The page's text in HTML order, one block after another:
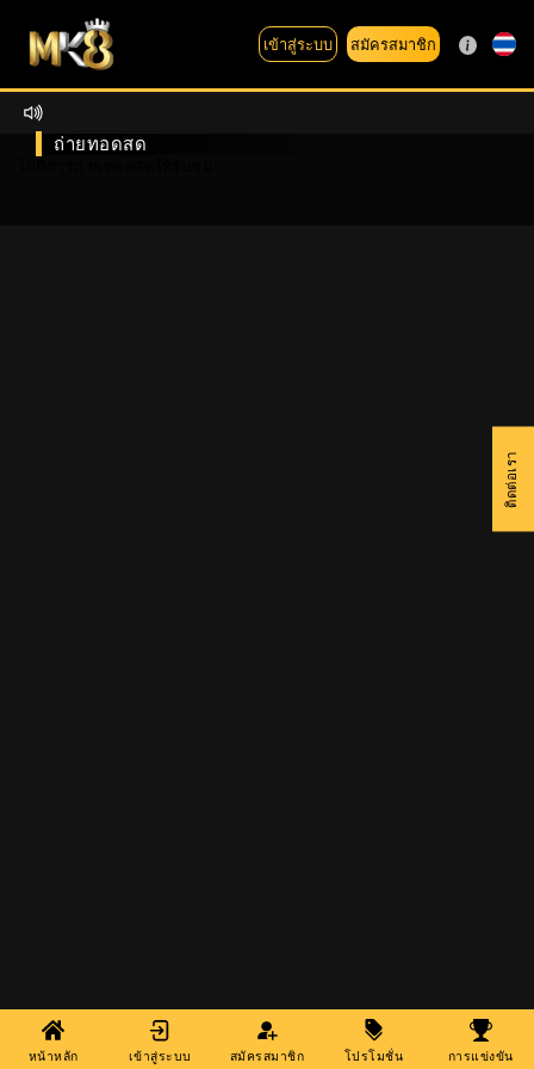
เข้าสู่ระบบ สมัครสมาชิก
ถ่ายทอดสด
หน้าหลัก เข้าสู่ระบบ สมัครสมาชิก โปรโมชั่น การแข่งขัน
ติดต่อเรา